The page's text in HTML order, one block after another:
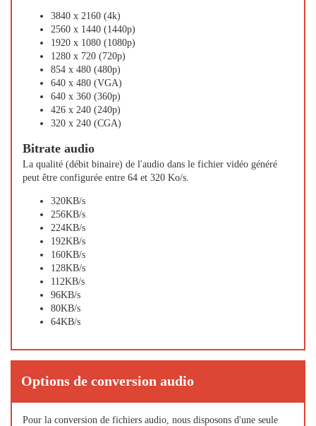
3840 x 2160 (4k)
2560 x 1440 (1440p)
1920 x 1080 (1080p)
1280 x 720 (720p)
854 x 480 (480p)
640 x 480 (VGA)
640 x 360 (360p)
426 x 240 (240p)
320 x 240 (CGA)
Bitrate audio
La qualité (débit binaire) de l'audio dans le fichier vidéo généré
peut être configurée entre 64 et 320 Ko/s.
320KB/s
256KB/s
224KB/s
192KB/s
160KB/s
128KB/s
112KB/s
96KB/s
80KB/s
64KB/s
Options de conversion audio
Pour la conversion de fichiers audio, nous disposons d'une seule